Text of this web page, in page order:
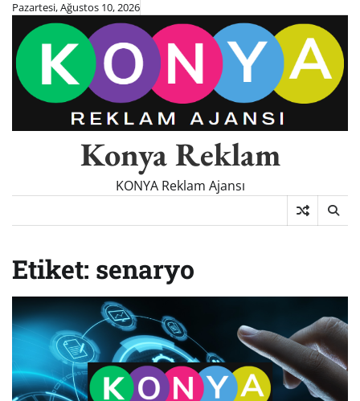
Skip
content
Pazartesi, Ağustos 10, 2026
Konya Reklam
KONYA Reklam Ajansı
Etiket: senaryo